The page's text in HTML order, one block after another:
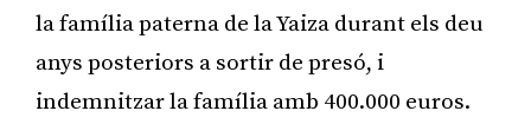
la família paterna de la Yaiza durant els deu
anys posteriors a sortir de presó, i
indemnitzar la família amb 400.000 euros.